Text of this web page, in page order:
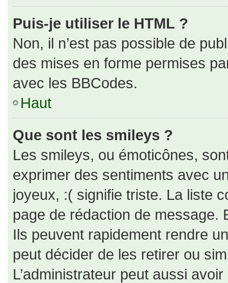
Puis-je utiliser le HTML ?
Non, il n’est pas possible de
des mises en forme permises
avec les BBCodes.
Haut
Que sont les smileys ?
Les smileys, ou émoticônes,
exprimer des sentiments avec
joyeux, :( signifie triste. La liste
page de rédaction de message.
Ils peuvent rapidement rendre
peut décider de les retirer ou
L’administrateur peut aussi